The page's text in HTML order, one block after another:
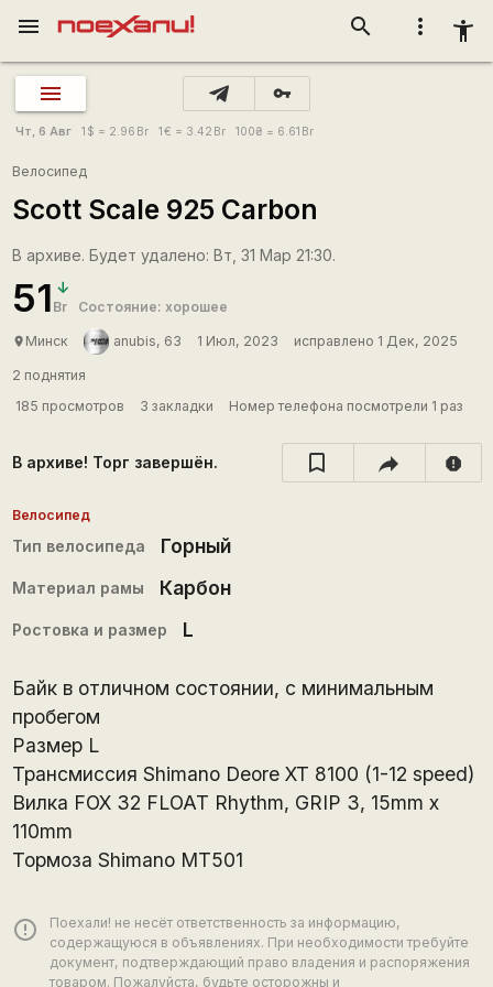
more_vert accessibility_new
search
menu
vpn_key
Чт, 6 Авг 1 $ = 2.96 Br 1€ = 3.42 Br 100₴ = 6.61 Br
Велосипед
Scott Scale 925 Carbon
В архиве. Будет удалено: Вт, 31 Мар 21:30.
51 Br Состояние: хорошее
place Минск anubis, 63 1 Июл, 2023 исправлено 1 Дек, 2025
2 поднятия
185 просмотров
3 закладки Номер телефона посмотрели 1 раз
В архиве! Торг завершён. report
Велосипед
Тип велосипеда Горный
Материал рамы Карбон
Ростовка и размер L
Байк в отличном состоянии, с минимальным
пробегом
Размер L
Трансмиссия Shimano Deore XT 8100 (1-12 speed)
Вилка FOX 32 FLOAT Rhythm, GRIP 3, 15mm x
110mm
Тормоза Shimano MT501
error_outline
Поехали! не несёт ответственность за информацию,
содержащуюся в объявлениях. При необходимости требуйте
документ, подтверждающий право владения и распоряжения
товаром. Пожалуйста, будьте осторожны и